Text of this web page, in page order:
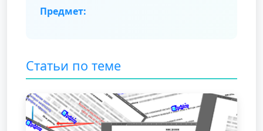
Предмет:
Статьи по теме